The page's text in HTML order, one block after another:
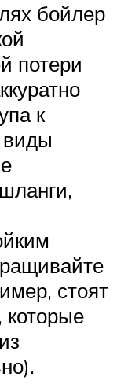
бойлер
потери
к
виды
стоят
которые